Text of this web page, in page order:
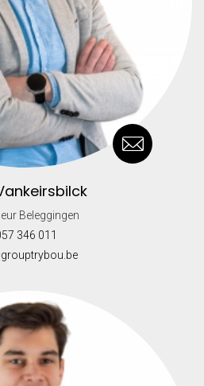
Beleggingen
346 011